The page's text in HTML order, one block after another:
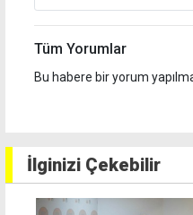
Tüm Yorumlar
Bu habere bir yorum
İlginizi Çekebilir